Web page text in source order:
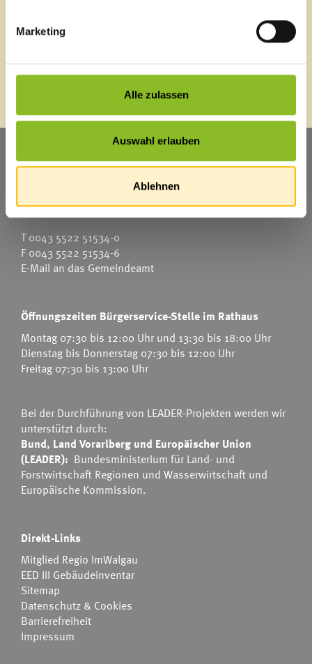
Marketing
Alle zulassen
Auswahl erlauben
Ablehnen
Energieeffiziente Gemeinde
Österreich
T0043 5522 51534-0
F 0043 5522 51534-6
E-Mail an das Gemeindeamt
Öffnungszeiten Bürgerservice-Stelle im Rathaus
Montag 07:30 bis 12:00 Uhr und 13:30 bis 18:00 Uhr
Dienstag bis Donnerstag 07:30 bis 12:00 Uhr
Freitag 07:30 bis 13:00 Uhr
Bei der Durchführung von LEADER-Projekten werden wir
unterstützt durch:
Bund, Land Vorarlberg und Europäischer Union
(LEADER): Bundesministerium für Land- und
Forstwirtschaft Regionen und Wasserwirtschaft und
Europäische Kommission.
Direkt-Links
Mitglied Regio ImWalgau
EED III Gebäudeinventar
Sitemap
Datenschutz & Cookies
Barrierefreiheit
Impressum